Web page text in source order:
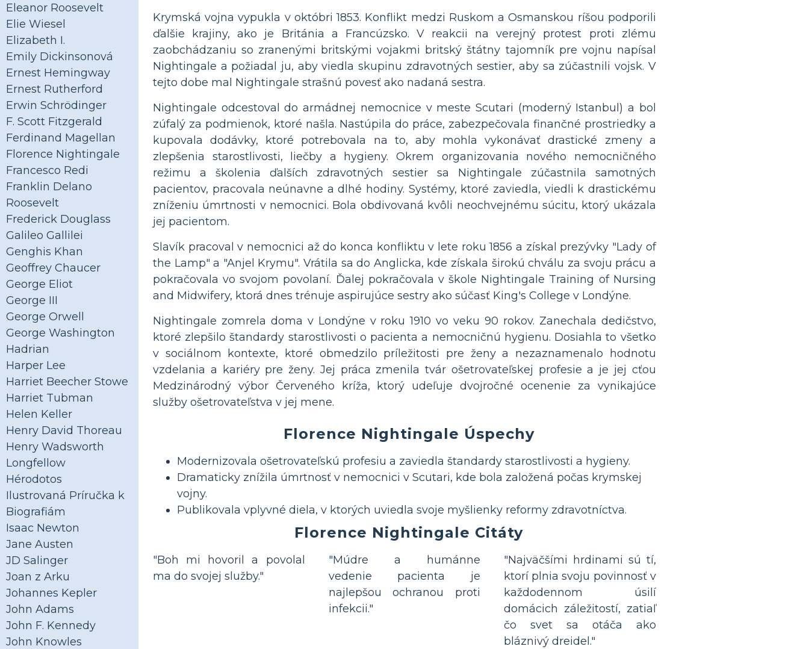
Eleanor Roosevelt
Elie Wiesel
Elizabeth I.
Emily Dickinsonová
Ernest Hemingway
Ernest Rutherford
Erwin Schrödinger
F. Scott Fitzgerald
Ferdinand Magellan
Florence Nightingale
Francesco Redi
Franklin Delano
Roosevelt
Frederick Douglass
Galileo Gallilei
Genghis Khan
Geoffrey Chaucer
George Eliot
George III
George Orwell
George Washington
Hadrian
Harper Lee
Harriet Beecher Stowe
Harriet Tubman
Helen Keller
Henry David Thoreau
Henry Wadsworth
Longfellow
Hérodotos
Ilustrovaná Príručka k
Biografiám
Isaac Newton
Jane Austen
JD Salinger
Joan z Arku
Johannes Kepler
John Adams
John F. Kennedy
John Knowles
Krymská vojna vypukla v októbri 1853. Konflikt medzi Ruskom a Osmanskou ríšou podporili
ďalšie krajiny, ako je Británia a Francúzsko. V reakcii na verejný protest proti zlému
zaobchádzaniu so zranenými britskými vojakmi britský štátny tajomník pre vojnu napísal
Nightingale a požiadal ju, aby viedla skupinu zdravotných sestier, aby sa zúčastnili vojsk. V
tejto dobe mal Nightingale strašnú povesť ako nadaná sestra.
Nightingale odcestoval do armádnej nemocnice v meste Scutari (moderný Istanbul) a bol
zúfalý za podmienok, ktoré našla. Nastúpila do práce, zabezpečovala finančné prostriedky a
kupovala dodávky, ktoré potrebovala na to, aby mohla vykonávať drastické zmeny a
zlepšenia starostlivosti, liečby a hygieny. Okrem organizovania nového nemocničného
režimu a školenia ďalších zdravotných sestier sa Nightingale zúčastnila samotných
pacientov, pracovala neúnavne a dlhé hodiny. Systémy, ktoré zaviedla, viedli k drastickému
zníženiu úmrtnosti v nemocnici. Bola obdivovaná kvôli neochvejnému súcitu, ktorý ukázala
jej pacientom.
Slavík pracoval v nemocnici až do konca konfliktu v lete roku 1856 a získal prezývky "Lady of
the Lamp" a "Anjel Krymu". Vrátila sa do Anglicka, kde získala širokú chválu za svoju prácu a
pokračovala vo svojom povolaní. Ďalej pokračovala v škole Nightingale Training of Nursing
and Midwifery, ktorá dnes trénuje aspirujúce sestry ako súčasť King's College v Londýne.
Nightingale zomrela doma v Londýne v roku 1910 vo veku 90 rokov. Zanechala dedičstvo,
ktoré zlepšilo štandardy starostlivosti o pacienta a nemocničnú hygienu. Dosiahla to všetko
v sociálnom kontexte, ktoré obmedzilo príležitosti pre ženy a nezaznamenalo hodnotu
vzdelania a kariéry pre ženy. Jej práca zmenila tvár ošetrovateľskej profesie a je jej cťou
Medzinárodný výbor Červeného kríža, ktorý udeľuje dvojročné ocenenie za vynikajúce
služby ošetrovateľstva v jej mene.
Florence Nightingale Úspechy
Modernizovala ošetrovateľskú profesiu a zaviedla štandardy starostlivosti a hygieny.
Dramaticky znížila úmrtnosť v nemocnici v Scutari, kde bola založená počas krymskej
vojny.
Publikovala vplyvné diela, v ktorých uviedla svoje myšlienky reformy zdravotníctva.
Florence Nightingale Citáty
"Boh mi hovoril a povolal
ma do svojej služby."
"Múdre a humánne
vedenie pacienta je
najlepšou ochranou proti
infekcii."
"Najväčšími hrdinami sú tí,
ktorí plnia svoju povinnosť v
každodennom úsilí
domácich záležitostí, zatiaľ
čo svet sa otáča ako
bláznivý dreidel."